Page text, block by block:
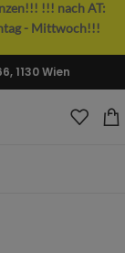
!!! nach AT:
- Mittwoch!!!
1130 Wien